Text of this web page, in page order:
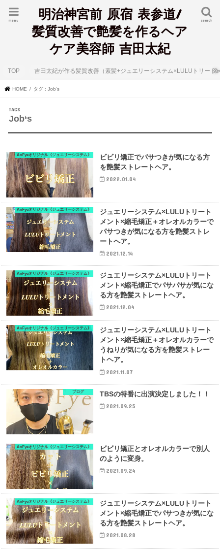
明治神宮前 原宿 表参道/
髪質改善で艶髪を作るヘア
ケア美容師 吉田太紀
search
menu
TOP 吉田太紀が作る髪質改善（素髪+ジュエリーシステム×LULUトリート
HOME タグ : Job‘s
Job‘s
AnFyeオリジナル《ジュエリーシステム》
ビビリ矯正でパサつきが気になる方
を艶髪ストレートヘア。
2022.01.04
AnFyeオリジナル《ジュエリーシステム》
ジュエリーシステム×LULUトリート
メント×縮毛矯正＋オレオルカラーで
パサつきが気になる方を艶髪ストレ
ートヘア。
2021.12.14
AnFyeオリジナル《ジュエリーシステム》
ジュエリーシステム×LULUトリート
メント×縮毛矯正でパサパサが気にな
る方を艶髪ストレートヘア。
2021.12.04
AnFyeオリジナル《ジュエリーシステム》
ジュエリーシステム×LULUトリート
メント×縮毛矯正＋オレオルカラーで
うねりが気になる方を艶髪ストレー
トヘア。
2021.11.07
ブログ TBSの特番に出演決定しました！！
2021.09.25
AnFyeオリジナル《ジュエリーシステム》
ビビリ矯正とオレオルカラーで別人
のように変身。
2021.09.24
AnFyeオリジナル《ジュエリーシステム》
ジュエリーシステム×LULUトリート
メント×縮毛矯正でパサつきが気にな
る方を艶髪ストレートヘア。
2021.08.28